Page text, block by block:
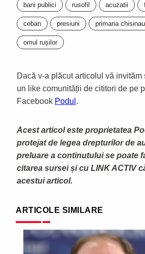
bani publici rusofil acuzatii
ceban presiuni primaria chisinau
omul rușilor
Dacă v-a plăcut articolul vă invităm
un like comunității de cititori de pe
Facebook Podul .
Acest articol este proprietatea
protejat de legea drepturilor de
preluare a continutului se poate
citarea sursei și cu LINK ACTIV
acestui articol.
ARTICOLE SIMILARE